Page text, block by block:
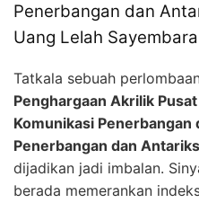
Penerbangan dan
Uang Lelah Sayembara
Tatkala sebuah
Penghargaan Akrilik
Komunikasi Penerbangan
Penerbangan dan
dijadikan jadi imbalan.
berada memerankan